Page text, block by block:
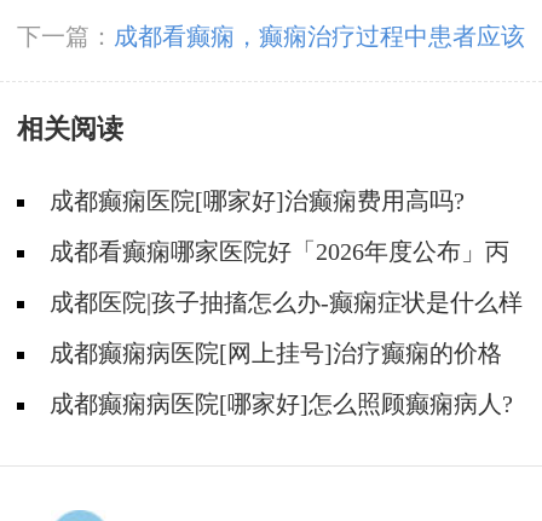
减少癫痫的发作频率。
下一篇： 成都看癫痫，癫痫治疗过程中患者应该
怎么做?
相关阅读
成都癫痫医院[哪家好]治癫痫费用高吗?
成都看癫痫哪家医院好「2026年度公布」丙
戊酸钠常见的不良反应有哪些?
成都医院|孩子抽搐怎么办-癫痫症状是什么样
的?成都癫痫病医院[网上挂号]治疗癫痫的价格
是多少?
成都癫痫病医院[哪家好]怎么照顾癫痫病人?